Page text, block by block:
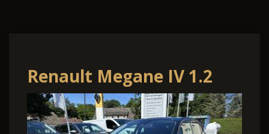
Renault Megane IV 1.2
TCe 130 BOSE-Edition